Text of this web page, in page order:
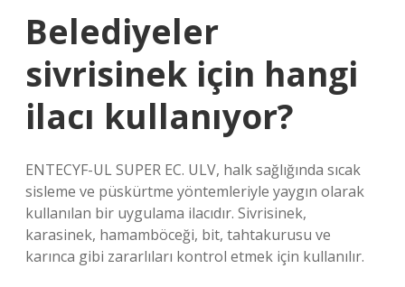
Belediyeler
sivrisinek için hangi
ilacı kullanıyor?
ENTECYF-UL SUPER EC. ULV, halk sağlığında sıcak
sisleme ve püskürtme yöntemleriyle yaygın olarak
kullanılan bir uygulama ilacıdır. Sivrisinek,
karasinek, hamamböceği, bit, tahtakurusu ve
karınca gibi zararlıları kontrol etmek için kullanılır.